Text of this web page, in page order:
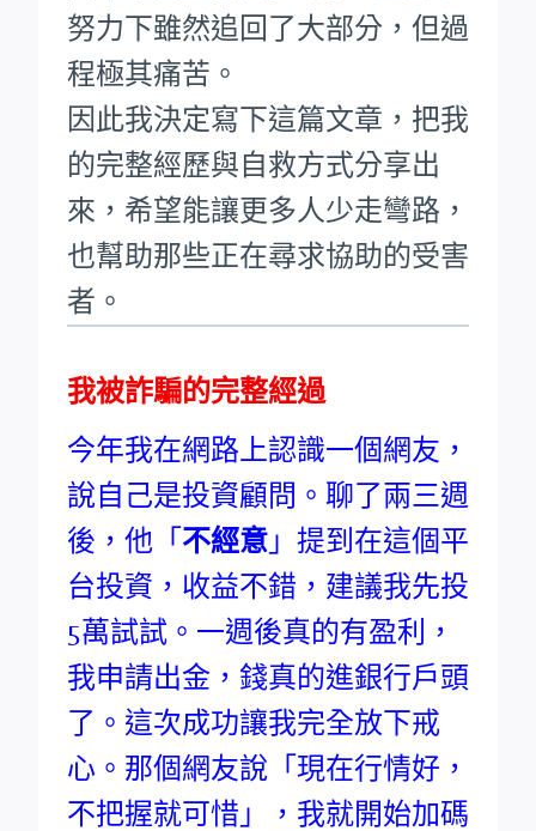
努力下雖然追回了大部分，但過
程極其痛苦。
因此我決定寫下這篇文章，把我
的完整經歷與自救方式分享出
來，希望能讓更多人少走彎路，
也幫助那些正在尋求協助的受害
者。
我被詐騙的完整經過
今年我在網路上認識一個網友，
說自己是投資顧問。聊了兩三週
後，他「 不經意 」提到在這個平
台投資，收益不錯，建議我先投
5萬試試。一週後真的有盈利，
我申請出金，錢真的進銀行戶頭
了。這次成功讓我完全放下戒
心。那個網友說「現在行情好，
不把握就可惜」，我就開始加碼